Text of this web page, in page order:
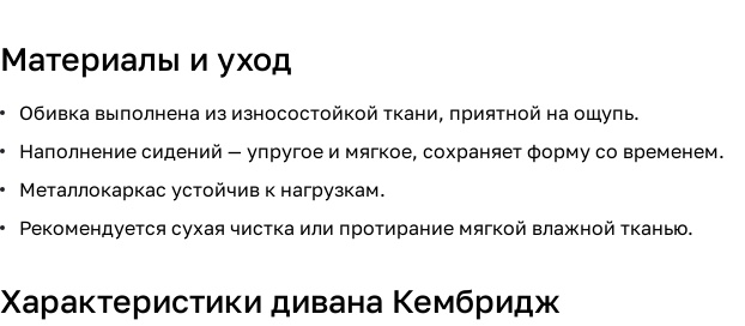
Материалы и уход
Обивка выполнена из износостойкой ткани, приятной на ощупь.
Наполнение сидений — упругое и мягкое, сохраняет форму со временем.
Металлокаркас устойчив к нагрузкам.
Рекомендуется сухая чистка или протирание мягкой влажной тканью.
Характеристики дивана Кембридж